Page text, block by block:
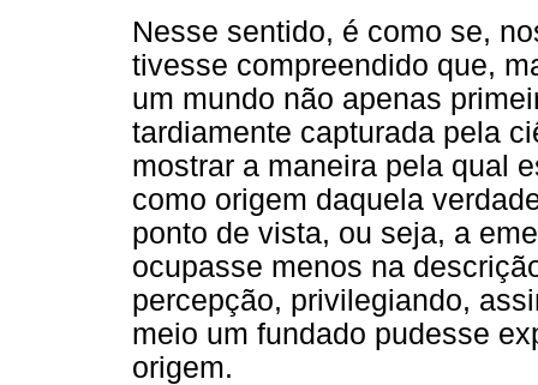
Nesse sentido, é como se,
tivesse compreendido que,
um mundo não apenas
tardiamente capturada pela
mostrar a maneira pela qual
como origem daquela
ponto de vista, ou seja, a
ocupasse menos na
percepção, privilegiando,
meio um fundado pudesse
origem.